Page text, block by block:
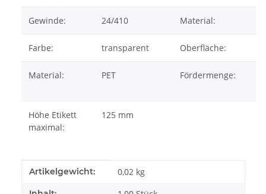
Gewinde: 24/410 Material:
Farbe: transparent Oberfläche:
Material: PET Fördermenge:
Höhe Etikett
maximal:
125 mm
Produkteigenschaft
Wert
Artikelgewicht: 0,02 kg